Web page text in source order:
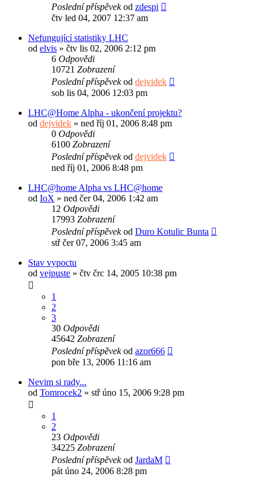
Poslední příspěvekod zdespi
čtv led 04, 2007 12:37 am
Nefungující statistiky LHC
od elvis » čtv lis 02, 2006 2:12 pm
6 Odpovědi
10721 Zobrazení
Poslední příspěvekod dejvidek
sob lis 04, 2006 12:03 pm
LHC@Home Alpha - ukončení projektu?
od dejvidek » ned říj 01, 2006 8:48 pm
0 Odpovědi
6100 Zobrazení
Poslední příspěvekod dejvidek
ned říj 01, 2006 8:48 pm
LHC@home Alpha vs LHC@home
od IoX » ned čer 04, 2006 1:42 am
12 Odpovědi
17993 Zobrazení
Poslední příspěvekod Duro Kotulic Bunta
stř čer 07, 2006 3:45 am
Stav vypoctu
od vejpuste » čtv črc 14, 2005 10:38 pm
1
2
3
30 Odpovědi
45642 Zobrazení
Poslední příspěvekod azor666
pon bře 13, 2006 11:16 am
Nevim si rady...
od Tomrocek2 » stř úno 15, 2006 9:28 pm
1
2
23 Odpovědi
34225 Zobrazení
Poslední příspěvekod JardaM
pát úno 24, 2006 8:28 pm